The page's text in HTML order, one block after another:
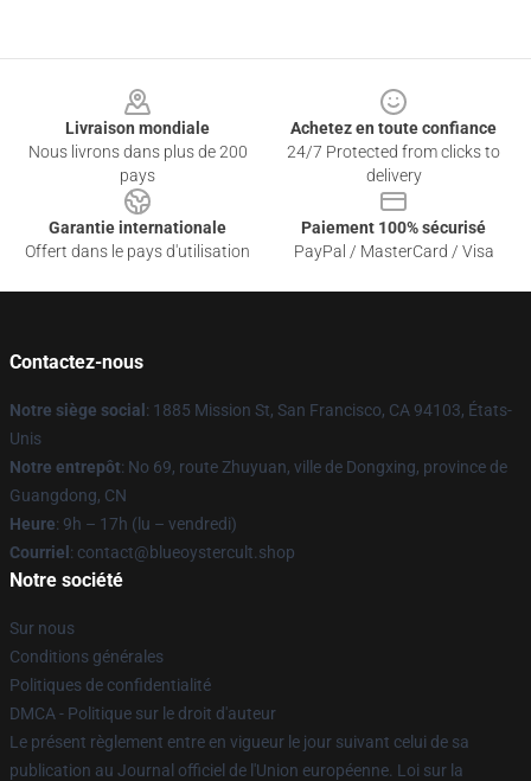
Livraison mondiale
Nous livrons dans plus de 200
pays
Achetez en toute confiance
24/7 Protected from clicks to
delivery
Garantie internationale
Offert dans le pays d'utilisation
Paiement 100% sécurisé
PayPal / MasterCard / Visa
Contactez-nous
Notre siège social : 1885 Mission St, San Francisco, CA 94103, États-
Unis
Notre entrepôt: No 69, route Zhuyuan, ville de Dongxing, province de
Guangdong, CN
Heure: 9h – 17h (lu – vendredi)
Courriel : contact@blueoystercult.shop
Notre société
Sur nous
Conditions générales
Politiques de confidentialité
DMCA - Politique sur le droit d'auteur
Le présent règlement entre en vigueur le jour suivant celui de sa
publication au Journal officiel de l'Union européenne. Loi sur la